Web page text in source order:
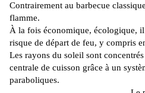
Contrairement au barbecue
flamme.
À la fois économique, écologique,
risque de départ de feu, y compris
Les rayons du soleil sont
centrale de cuisson grâce à un
paraboliques.